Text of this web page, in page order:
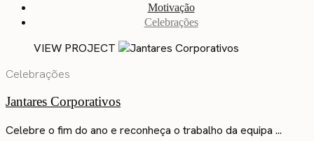
Motivação
Celebrações
VIEW PROJECT
Celebrações
Jantares Corporativos
Celebre o fim do ano e reconheça o trabalho da equipa ...